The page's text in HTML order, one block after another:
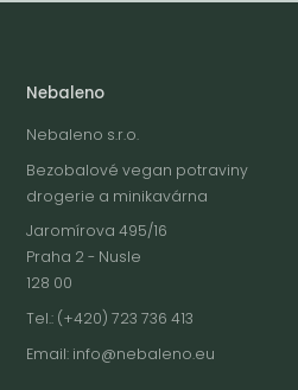
Nebaleno
Nebaleno s.r.o.
Bezobalové vegan potraviny
drogerie a minikavárna
Jaromírova 495/16
Praha 2 - Nusle
128 00
Tel.: (+420) 723 736 413
Email: info@nebaleno.eu